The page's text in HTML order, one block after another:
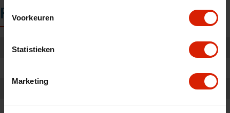
Voorkeuren
Statistieken
Marketing
Fiche technique
Poids:
Couleur sable